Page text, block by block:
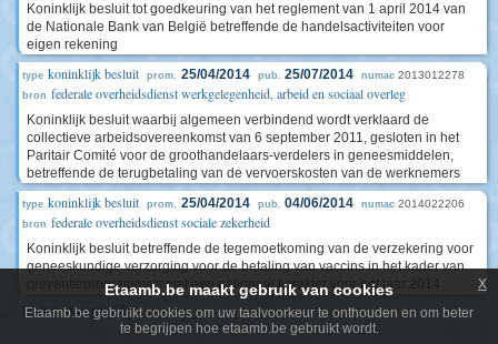
Koninklijk besluit tot goedkeuring van het reglement van 1 april 2014 van
de Nationale Bank van België betreffende de handelsactiviteiten voor
eigen rekening
type koninklijk besluit prom. 25/04/2014 pub. 25/07/2014 numac 2013012278
bron federale overheidsdienst werkgelegenheid, arbeid en sociaal overleg
Koninklijk besluit waarbij algemeen verbindend wordt verklaard de
collectieve arbeidsovereenkomst van 6 september 2011, gesloten in het
Paritair Comité voor de groothandelaars-verdelers in geneesmiddelen,
betreffende de terugbetaling van de vervoerskosten van de werknemers
type koninklijk besluit prom. 25/04/2014 pub. 04/06/2014 numac 2014022206
bron federale overheidsdienst sociale zekerheid
Koninklijk besluit betreffende de tegemoetkoming van de verzekering voor
geneeskundige verzorging voor de betaling van vaccins in het kader van
preventieprogramma's met een nationaal karakter voor het jaar 2014
toon meer (4)
Etaamb.be maakt gebruik van cookies
Etaamb.be gebruikt cookies om uw taalvoorkeur te onthouden en om beter
te begrijpen hoe etaamb.be gebruikt wordt.
x